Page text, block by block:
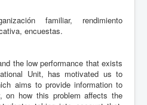
familiar, rendimiento
encuestas.
the low performance that exists
Unit, has motivated us to
aims to provide information to
on how this problem affects the